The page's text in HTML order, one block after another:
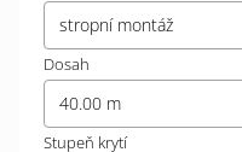
stropní montáž
Dosah
40.00 m
Stupeň krytí